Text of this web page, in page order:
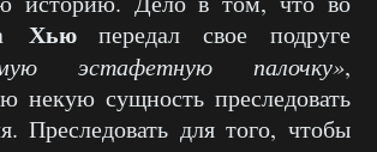
Хьюпередал свое подруге
эстафетную палочку»,
некую сущность преследовать
Преследовать для того, чтобы